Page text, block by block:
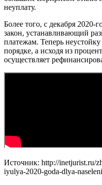
неуплату.
Более того, с декабря 2020-
закон, устанавливающий
платежам. Теперь
порядке, а исходя из
осуществляет
Источник: http://inetjurist.ru/
iyulya-2020-goda-dlya-